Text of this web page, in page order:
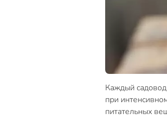
Каждый садовод
при
питательных